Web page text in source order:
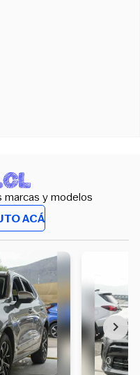
y modelos
ACÁ